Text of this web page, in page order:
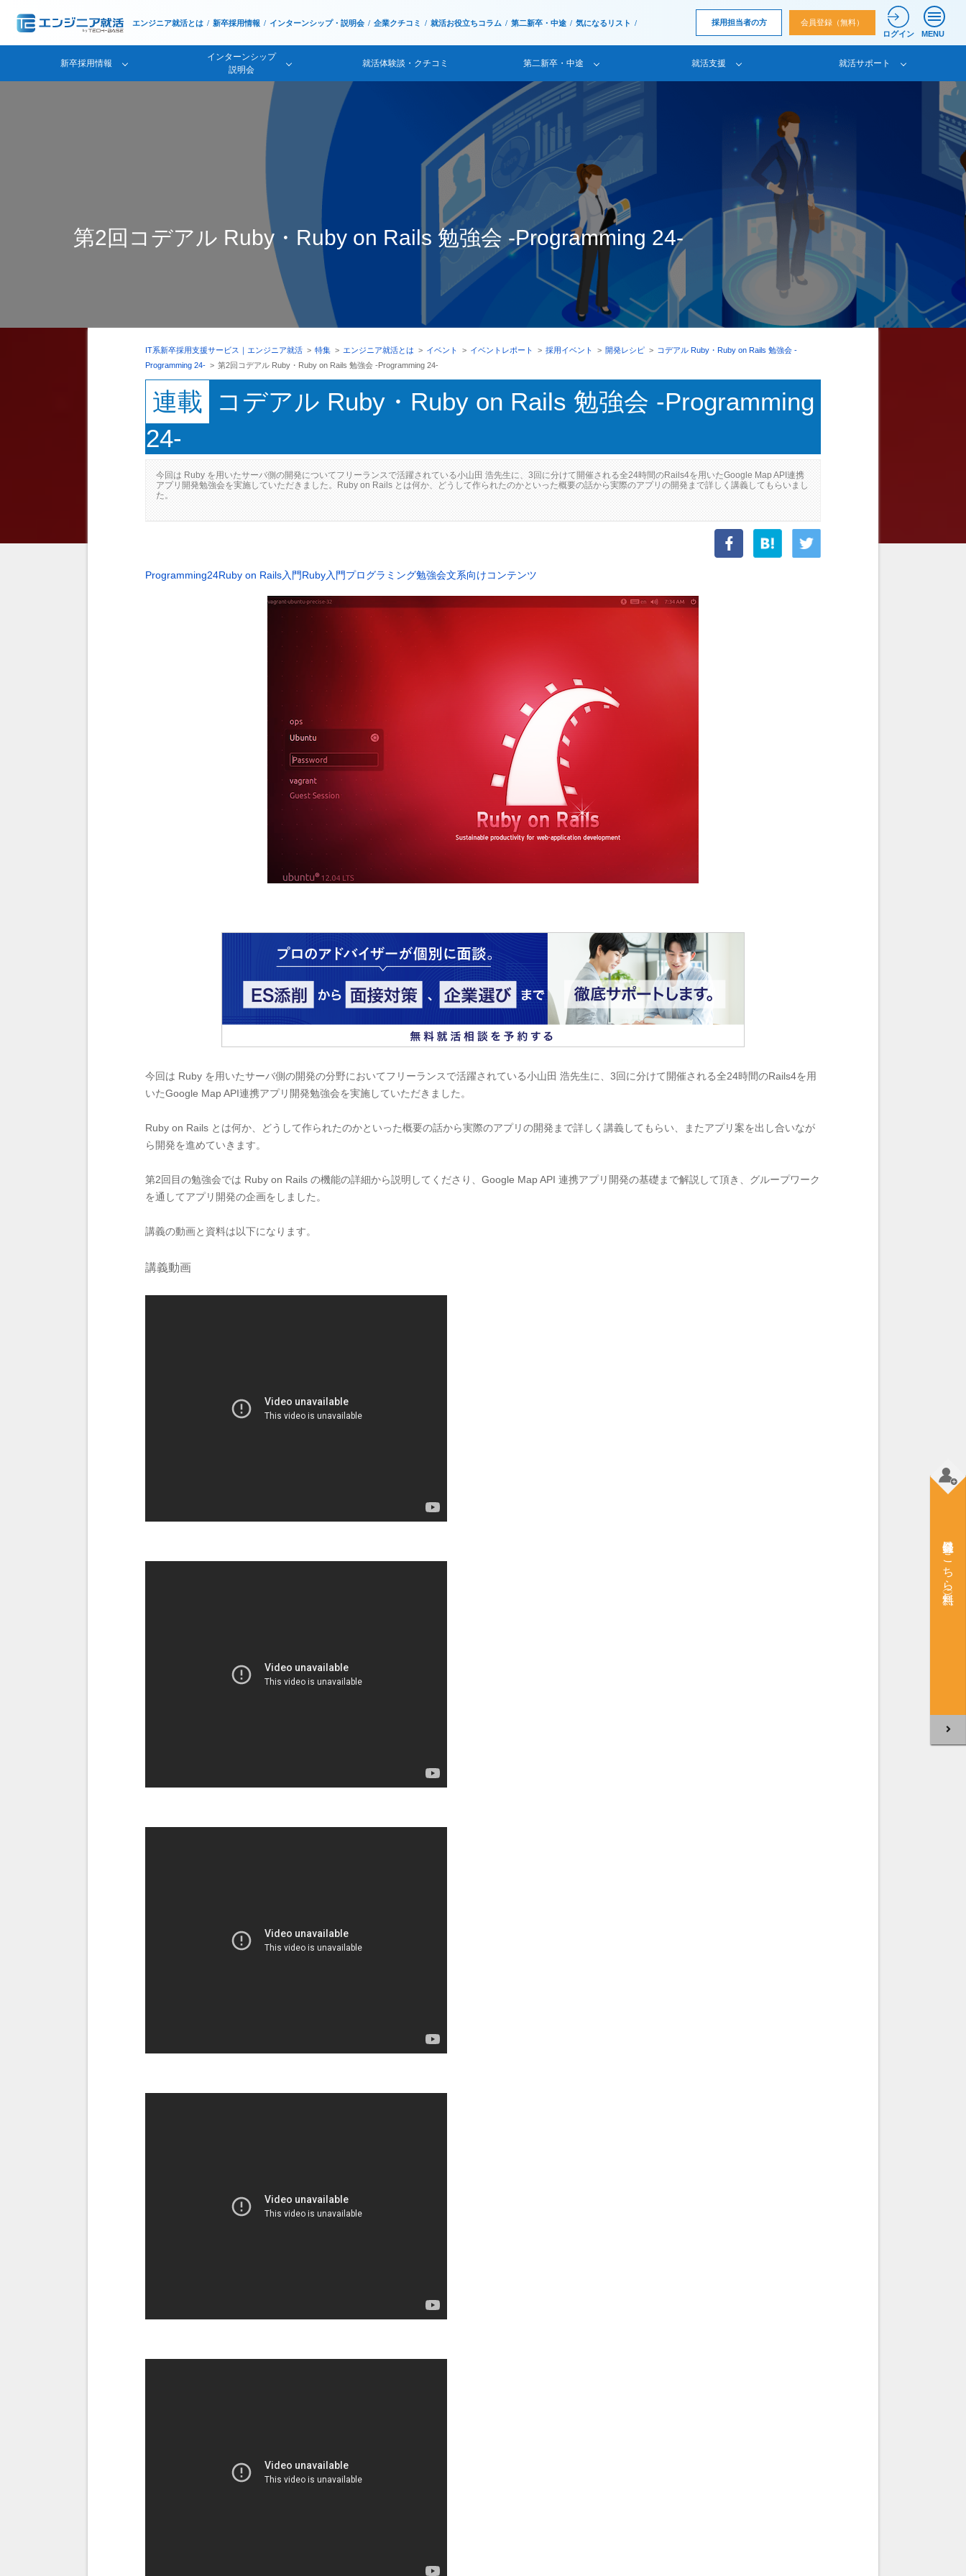
エンジニア就活とは 新卒採用情報 インターンシップ・説明会 企業クチコミ 就活お役立ちコラム 第二新卒・中途 気になるリスト 採用担当者の方
会員登録（無料）
ログイン
MENU
新卒採用情報
インターンシップ
説明会
就活体験談・クチコミ 第二新卒・中途 就活支援 就活サポート
第2回コデアル Ruby・Ruby on Rails 勉強会 -Programming 24-
IT系新卒採用支援サービス｜エンジニア就活 > 特集 > エンジニア就活とは > イベント > イベントレポート > 採用イベント > 開発レシピ >
コデアル Ruby・Ruby on Rails 勉強会 -
Programming 24- > 第2回コデアル Ruby・Ruby on Rails 勉強会 -Programming 24-
連載
コデアル Ruby・Ruby on Rails 勉強会 -Programming
24-
今回は Ruby を用いたサーバ側の開発についてフリーランスで活躍されている小山田 浩先生に、3回に分けて開催される全24時間のRails4を用いたGoogle Map API連携
アプリ開発勉強会を実施していただきました。Ruby on Rails とは何か、どうして作られたのかといった概要の話から実際のアプリの開発まで詳しく講義してもらいまし
た。
Programming24Ruby on Rails入門Ruby入門プログラミング勉強会文系向けコンテンツ
今回は Ruby を用いたサーバ側の開発の分野においてフリーランスで活躍されている小山田 浩先生に、3回に分けて開催される全24時間のRails4を用
いたGoogle Map API連携アプリ開発勉強会を実施していただきました。
Ruby on Rails とは何か、どうして作られたのかといった概要の話から実際のアプリの開発まで詳しく講義してもらい、またアプリ案を出し合いなが
ら開発を進めていきます。
第2回目の勉強会では Ruby on Rails の機能の詳細から説明してくださり、Google Map API 連携アプリ開発の基礎まで解説して頂き、グループワーク
を通してアプリ開発の企画をしました。
講義の動画と資料は以下になります。
講義動画
会員登録はこちら（無料）